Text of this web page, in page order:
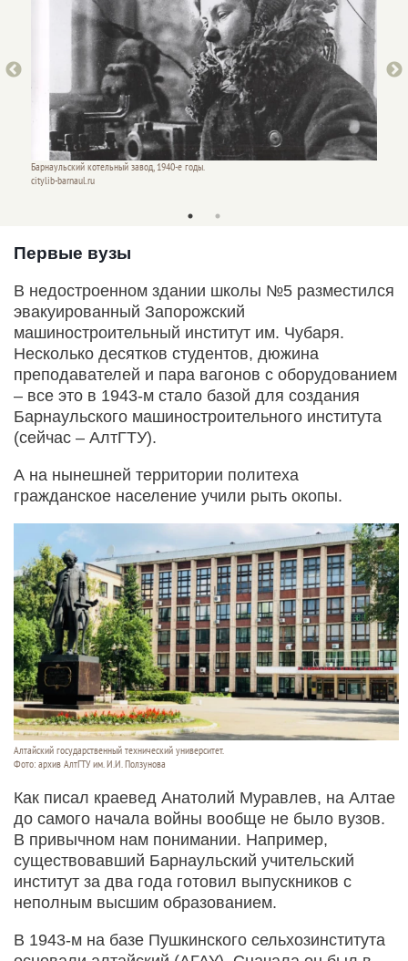
Барнаульский котельный завод, 1940-е годы.
citylib-barnaul.ru
Первые вузы
В недостроенном здании школы №5 разместился
эвакуированный Запорожский
машиностроительный институт им. Чубаря.
Несколько десятков студентов, дюжина
преподавателей и пара вагонов с оборудованием
– все это в 1943-м стало базой для создания
Барнаульского машиностроительного института
(сейчас – АлтГТУ).
А на нынешней территории политеха
гражданское население учили рыть окопы.
Алтайский государственный технический университет.
Фото: архив АлтГТУ им. И.И. Ползунова
Как писал краевед Анатолий Муравлев, на Алтае
до самого начала войны вообще не было вузов.
В привычном нам понимании. Например,
существовавший Барнаульский учительский
институт за два года готовил выпускников с
неполным высшим образованием.
В 1943-м на базе Пушкинского сельхозинститута